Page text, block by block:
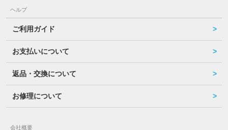
ヘルプ
ご利用ガイド
お支払いについて
返品・交換について
お修理について
会社概要